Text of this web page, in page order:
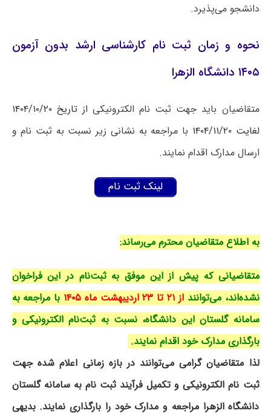
دانشجو می‌پذیرد.
نحوه و زمان ثبت نام کارشناسی ارشد بدون آزمون
۱۴۰۵ دانشگاه الزهرا
متقاضیان باید جهت ثبت نام الکترونیکی
از تاریخ ۱۴۰۴/۱۰/۲۰
لغایت ۱۴۰۴/۱۱/۲۰
با مراجعه به نشانی زیر نسبت به ثبت نام و
ارسال مدارک اقدام نمایند.
لینک ثبت نام
به اطلاع متقاضیان محترم می‌رساند:
متقاضیانی که پیش از این موفق به ثبت‌نام در این فراخوان
نشده‌اند، می‌توانند از ۲۱ تا ۲۳ اردیبهشت ماه ۱۴۰۵
با مراجعه به
سامانه گلستان این دانشگاه، نسبت به ثبت‌نام الکترونیکی و
بارگذاری مدارک خود اقدام نمایند.
لذا متقاضیان گرامی می‌توانند در بازه زمانی اعلام شده جهت
ثبت نام الکترونیکی و تکمیل فرآیند ثبت نام به سامانه گلستان
دانشگاه الزهرا مراجعه و مدارک خود را بارگذاری نمایند. بدیهی